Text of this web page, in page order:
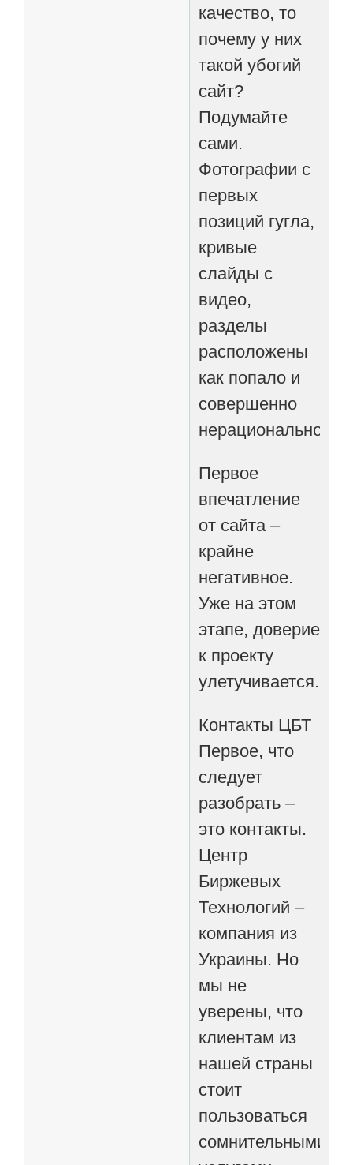
качество, то
почему у них
такой убогий
сайт?
Подумайте
сами.
Фотографии с
первых
позиций гугла,
кривые
слайды с
видео,
разделы
расположены
как попало и
совершенно
нерационально.
Первое
впечатление
от сайта –
крайне
негативное.
Уже на этом
этапе, доверие
к проекту
улетучивается.
Контакты ЦБТ
Первое, что
следует
разобрать –
это контакты.
Центр
Биржевых
Технологий –
компания из
Украины. Но
мы не
уверены, что
клиентам из
нашей страны
стоит
пользоваться
сомнительными